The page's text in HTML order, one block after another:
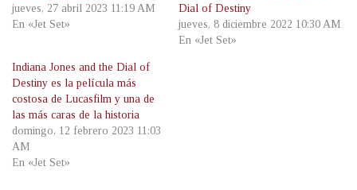
jueves, 27 abril 2023 11:19 AM
En «Jet Set»
Dial of Destiny
jueves, 8 diciembre 2022 10:30 AM
En «Jet Set»
Indiana Jones and the Dial of
Destiny es la película más
costosa de Lucasfilm y una de
las más caras de la historia
domingo, 12 febrero 2023 11:03
AM
En «Jet Set»